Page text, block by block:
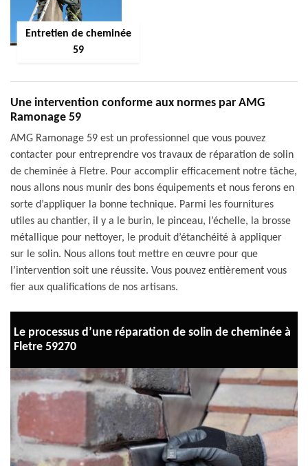
Entretien de cheminée
59
Une intervention conforme aux normes par AMG
Ramonage 59
AMG Ramonage 59 est un professionnel que vous pouvez
contacter pour entreprendre vos travaux de réparation de solin
de cheminée à Fletre. Pour accomplir efficacement notre tâche,
nous allons nous munir des bons équipements et nous ferons en
sorte d’appliquer la bonne technique. Parmi les fournitures
utiles au chantier, il y a le burin, le pinceau, l’échelle, la brosse
métallique pour nettoyer, le produit d’étanchéité à appliquer
sur le solin. Nous allons tout mettre en œuvre pour que
l’intervention soit une réussite. Vous pouvez entièrement vous
fier aux qualifications de nos artisans.
Le processus d’une réparation de solin de cheminée à
Fletre 59270